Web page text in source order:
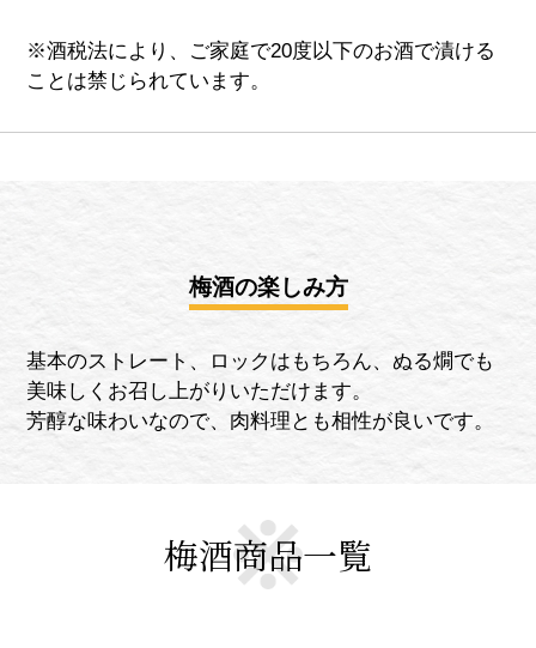
※酒税法により、ご家庭で20度以下のお酒で漬ける
ことは禁じられています。
梅酒の楽しみ方
基本のストレート、ロックはもちろん、ぬる燗でも
美味しくお召し上がりいただけます。
芳醇な味わいなので、肉料理とも相性が良いです。
梅酒商品一覧